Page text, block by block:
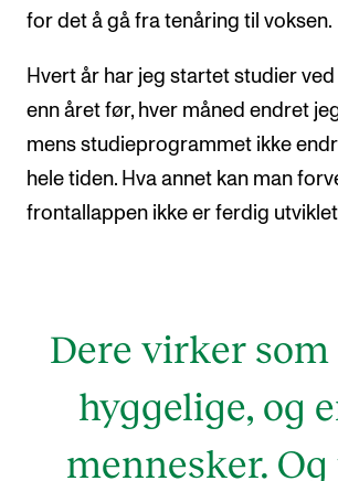
for det å gå fra tenåring til voksen.
Hvert år har jeg startet studier
enn året før, hver måned endret
mens studieprogrammet ikke
hele tiden. Hva annet kan man
frontallappen ikke er ferdig
Dere virker
hyggelige, og
mennesker.